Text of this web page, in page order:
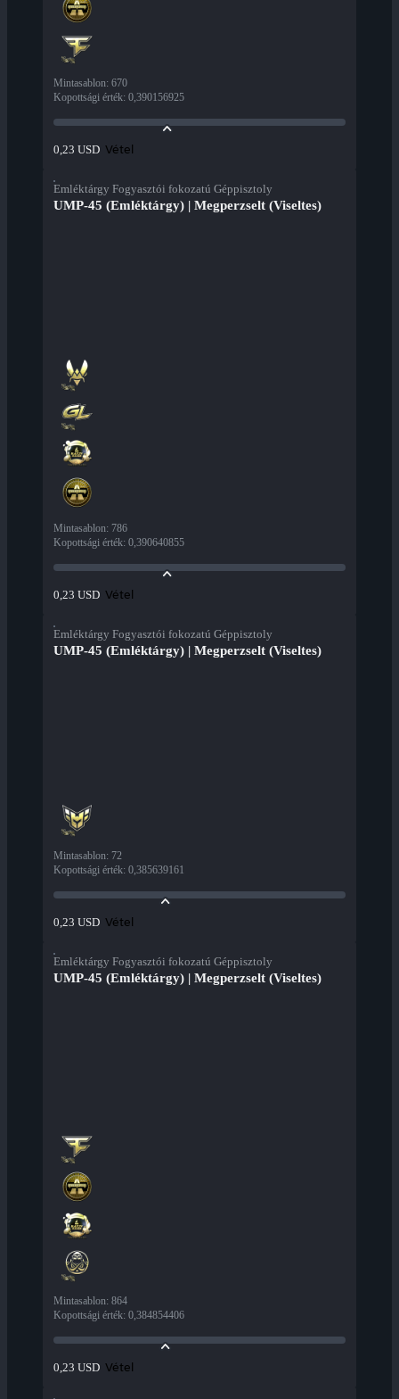
Mintasablon: 670
Kopottsági érték: 0,390156925
0,23 USD Vétel
Emléktárgy Fogyasztói fokozatú Géppisztoly
UMP-45 (Emléktárgy) | Megperzselt (Viseltes)
Mintasablon: 786
Kopottsági érték: 0,390640855
0,23 USD Vétel
Emléktárgy Fogyasztói fokozatú Géppisztoly
UMP-45 (Emléktárgy) | Megperzselt (Viseltes)
Mintasablon: 72
Kopottsági érték: 0,385639161
0,23 USD Vétel
Emléktárgy Fogyasztói fokozatú Géppisztoly
UMP-45 (Emléktárgy) | Megperzselt (Viseltes)
Mintasablon: 864
Kopottsági érték: 0,384854406
0,23 USD Vétel